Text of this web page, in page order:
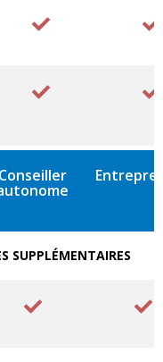
Conseiller
SUPPLÉMENTAIRES